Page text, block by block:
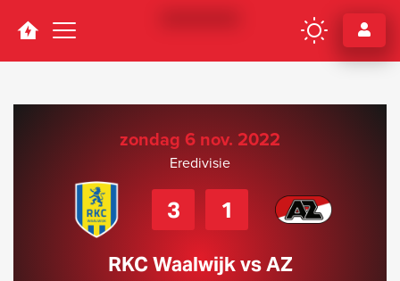
Navigation
zondag 6 nov. 2022
Eredivisie
3 1
RKC Waalwijk vs AZ